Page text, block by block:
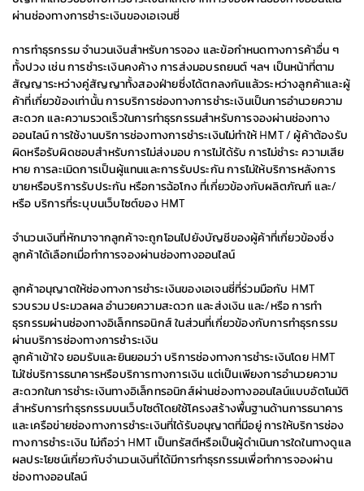
ผ่านช่องทางการชำระเงินของเอเจนซี่
การทำธุรกรรม จำนวนเงินสำหรับการจอง และข้อกำหนดทางการค้าอื่น ๆ
ทั้งปวง เช่น การชำระเงินคงค้าง การส่งมอบรถยนต์ ฯลฯ เป็นหน้าที่ตาม
สัญญาระหว่างคู่สัญญาทั้งสองฝ่ายซึ่งได้ตกลงกันแล้วระหว่างลูกค้าและผู้
ค้าที่เกี่ยวข้องเท่านั้น การบริการช่องทางการชำระเงินเป็นการอำนวยความ
สะดวก และความรวดเร็วในการทำธุรกรรมสำหรับการจองผ่านช่องทาง
ออนไลน์ การใช้งานบริการช่องทางการชำระเงินไม่ทำให้ HMT / ผู้ค้าต้องรับ
ผิดหรือรับผิดชอบสำหรับการไม่ส่งมอบ การไม่ได้รับ การไม่ชำระ ความเสีย
หาย การละเมิดการเป็นผู้แทนและการรับประกัน การไม่ให้บริการหลังการ
ขายหรือบริการรับประกัน หรือการฉ้อโกง ที่เกี่ยวข้องกับผลิตภัณฑ์ และ/
หรือ บริการที่ระบุบนเว็บไซต์ของ HMT
จำนวนเงินที่หักมาจากลูกค้าจะถูกโอนไปยังบัญชีของผู้ค้าที่เกี่ยวข้องซึ่ง
ลูกค้าได้เลือกเมื่อทำการจองผ่านช่องทางออนไลน์
ลูกค้าอนุญาตให้ช่องทางการชำระเงินของเอเจนซี่ที่ร่วมมือกับ HMT
รวบรวม ประมวลผล อำนวยความสะดวก และส่งเงิน และ/หรือ การทำ
ธุรกรรมผ่านช่องทางอิเล็กทรอนิกส์ ในส่วนที่เกี่ยวข้องกับการทำธุรกรรม
ผ่านบริการช่องทางการชำระเงิน
ลูกค้าเข้าใจ ยอมรับและยินยอมว่า บริการช่องทางการชำระเงินโดย HMT
ไม่ใช่บริการธนาคารหรือบริการทางการเงิน แต่เป็นเพียงการอำนวยความ
สะดวกในการชำระเงินทางอิเล็กทรอนิกส์ผ่านช่องทางออนไลน์แบบอัตโนมัติ
สำหรับการทำธุรกรรมบนเว็บไซต์โดยใช้โครงสร้างพื้นฐานด้านการธนาคาร
และเครือข่ายช่องทางการชำระเงินที่ได้รับอนุญาตที่มีอยู่ การให้บริการช่อง
ทางการชำระเงิน ไม่ถือว่า HMT เป็นทรัสตีหรือเป็นผู้ดำเนินการใดในทางดูแล
ผลประโยชน์เกี่ยวกับจำนวนเงินที่ได้มีการทำธุรกรรมเพื่อทำการจองผ่าน
ช่องทางออนไลน์